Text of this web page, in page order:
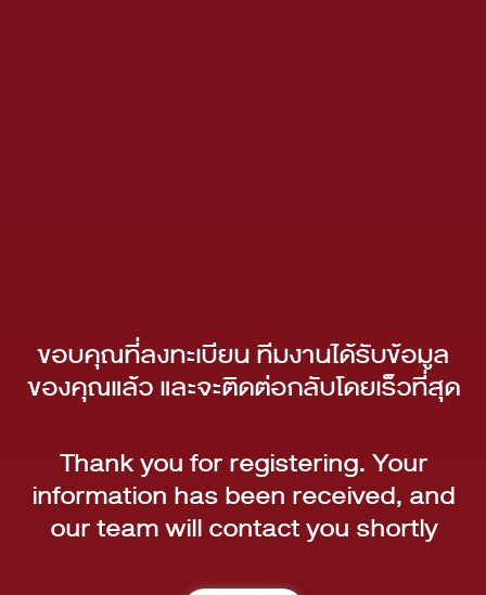
ขอบคุณที่ลงทะเบียน ทีมงานได้รับข้อมูล
ของคุณแล้ว และจะติดต่อกลับโดยเร็วที่สุด
Thank you for registering. Your
information has been received, and
our team will contact you shortly